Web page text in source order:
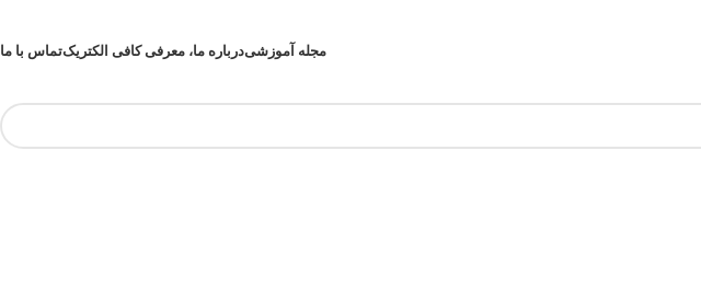
مجله آموزشیدرباره ما، معرفی کافی الکتریکتماس با ما